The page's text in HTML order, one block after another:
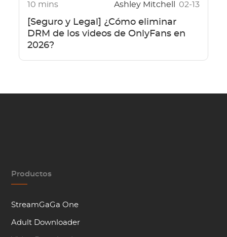
10 mins Ashley Mitchell 02-13
[Seguro y Legal] ¿Cómo eliminar
DRM de los videos de OnlyFans en
2026?
Productos
StreamGaGa One
Adult Downloader